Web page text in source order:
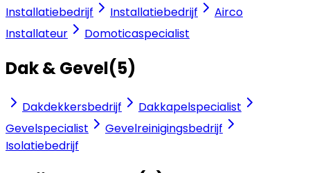
Installatiebedrijf
Installatiebedrijf
Airco
Installateur
Domoticaspecialist
Dak & Gevel(5)
Dakdekkersbedrijf
Dakkapelspecialist
Gevelspecialist
Gevelreinigingsbedrijf
Isolatiebedrijf